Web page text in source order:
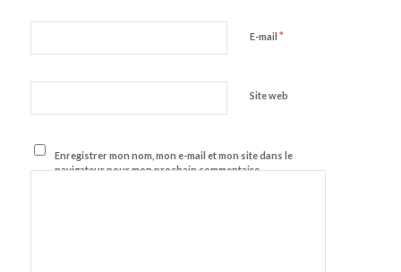
E-mail *
Site web
Enregistrer mon nom, mon e-mail et mon site dans le
navigateur pour mon prochain commentaire.